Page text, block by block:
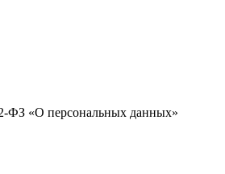
ФЗ «О персональных данных»